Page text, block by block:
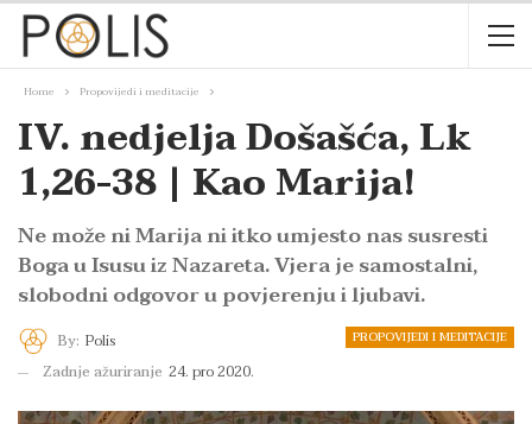
Home Propovijedi i meditacije
IV. nedjelja Došašća, Lk
1,26-38 | Kao Marija!
Ne može ni Marija ni itko umjesto nas susresti
Boga u Isusu iz Nazareta. Vjera je samostalni,
slobodni odgovor u povjerenju i ljubavi.
PROPOVIJEDI I MEDITACIJE
By: Polis
Zadnje ažuriranje 24. pro 2020.